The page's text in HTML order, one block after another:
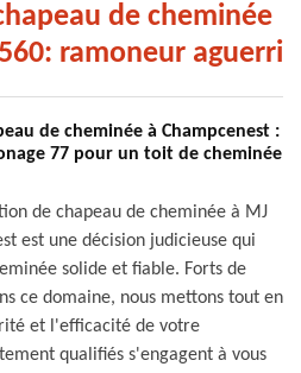
de cheminée
ramoneur aguerri
de cheminée à Champcenest :
77 pour un toit de cheminée
de chapeau de cheminée à MJ
est une décision judicieuse qui
solide et fiable. Forts de
ce domaine, nous mettons tout en
et l'efficacité de votre
qualifiés s'engagent à vous